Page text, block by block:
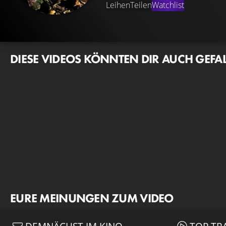
LeihenTeilenWatchlist
DIESE VIDEOS KÖNNTEN DIR AUCH
EURE MEINUNGEN ZUM VIDEO